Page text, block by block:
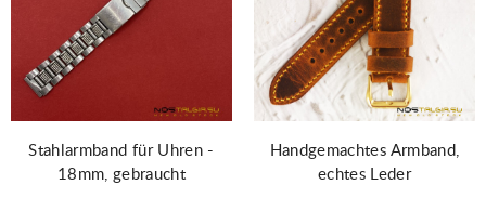
Stahlarmband für Uhren -
18mm, gebraucht
Handgemachtes Armband,
echtes Leder